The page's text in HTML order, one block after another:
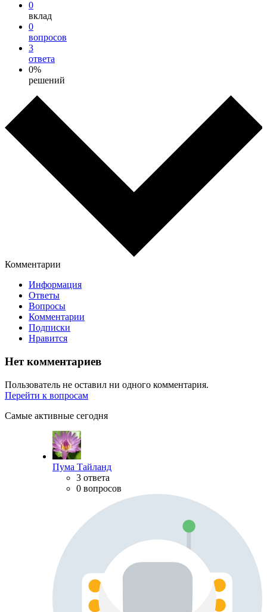
0
вклад
0
вопросов
3
ответа
0%
решений
Комментарии
Информация
Ответы
Вопросы
Комментарии
Подписки
Нравится
Нет комментариев
Пользователь не оставил ни одного комментария.
Перейти к вопросам
Самые активные сегодня
Пума Тайланд
3 ответа
0 вопросов